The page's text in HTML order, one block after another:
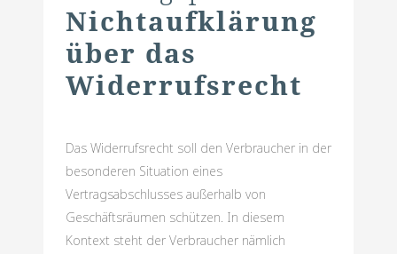
Nichtaufklärung
über das
Widerrufsrecht
Das Widerrufsrecht soll den Verbraucher in der
besonderen Situation eines
Vertragsabschlusses außerhalb von
Geschäftsräumen schützen. In diesem
Kontext steht der Verbraucher nämlich